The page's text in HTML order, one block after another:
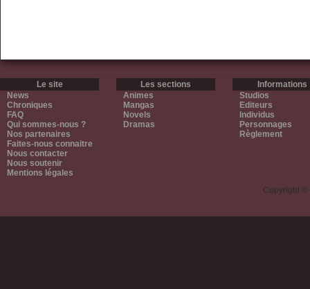
Le site
News
Chroniques
FAQ
Qui sommes-nous ?
Nos partenaires
Faites-nous connaitre
Nous contacter
Nous soutenir
Mentions légales
Les sections
Animes
Mangas
Novels
Dramas
Informations
Studios
Editeurs
Individus
Personnages
Règlement
Copyright ©